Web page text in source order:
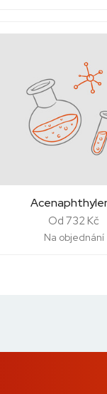
Od 732 Kč
Na objednání